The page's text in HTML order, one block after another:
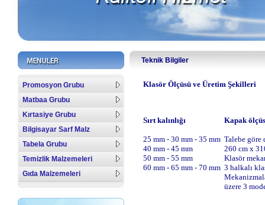
Promosyon Grubu
Matbaa Grubu
Kırtasiye Grubu
Bilgisayar Sarf Malz
Tabela Grubu
Temizlik Malzemeleri
Gıda Malzemeleri
Teknik Bilgiler
Klasör Ölçüsü ve Üretim Şekilleri
Sırt kalınlığı
25 mm - 30 mm - 35 mm
40 mm - 45 mm
50 mm - 55 mm
60 mm - 65 mm - 70 mm
Kapak
Talebe göre
260 cm x
Klasör
3 halkalı
üzere 3